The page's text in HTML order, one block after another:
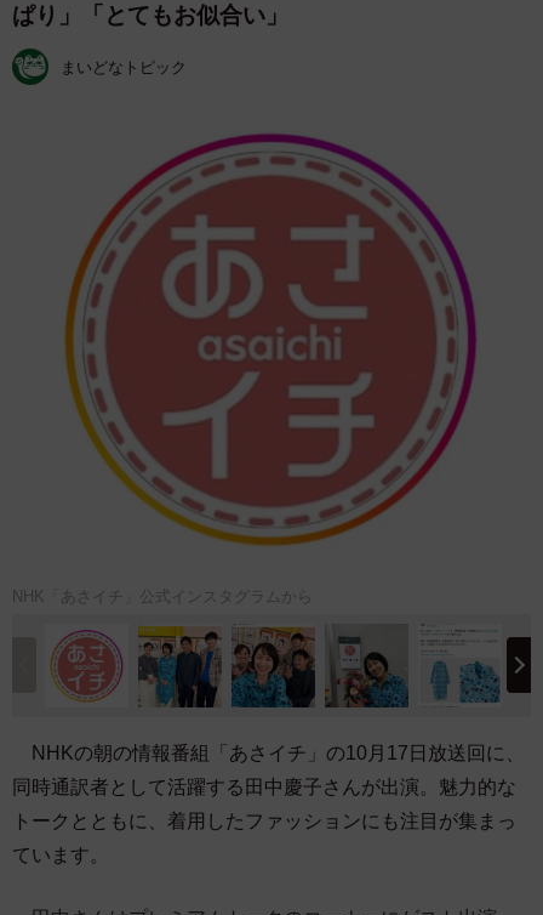
ぱり」「とてもお似合い」
まいどなトピック
NHK「あさイチ」公式インスタグラムから
NHKの朝の情報番組「あさイチ」の10月17日放送回に、
同時通訳者として活躍する田中慶子さんが出演。魅力的な
トークとともに、着用したファッションにも注目が集まっ
ています。